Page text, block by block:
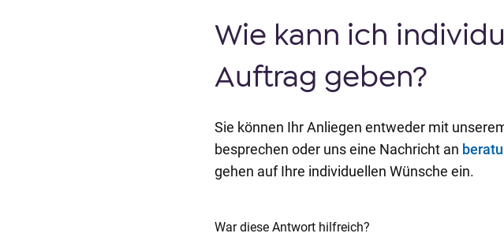
Wie kann ich
Auftrag geben?
Sie können Ihr Anliegen entweder mit
besprechen oder uns eine Nachricht an
gehen auf Ihre individuellen Wünsche ein.
War diese Antwort hilfreich?